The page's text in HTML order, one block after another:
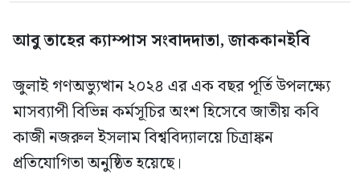
আবু তাহের ক্যাম্পাস সংবাদদাতা, জাককানইবি
জুলাই গণঅভ্যুত্থান ২০২৪ এর এক বছর পূর্তি উপলক্ষ্যে
মাসব্যাপী বিভিন্ন কর্মসূচির অংশ হিসেবে জাতীয় কবি
কাজী নজরুল ইসলাম বিশ্ববিদ্যালয়ে চিত্রাঙ্কন
প্রতিযোগিতা অনুষ্ঠিত হয়েছে।